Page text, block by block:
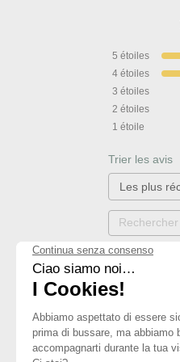
5étoiles
4étoiles
3étoiles
2étoiles
1étoile
Trier les avis